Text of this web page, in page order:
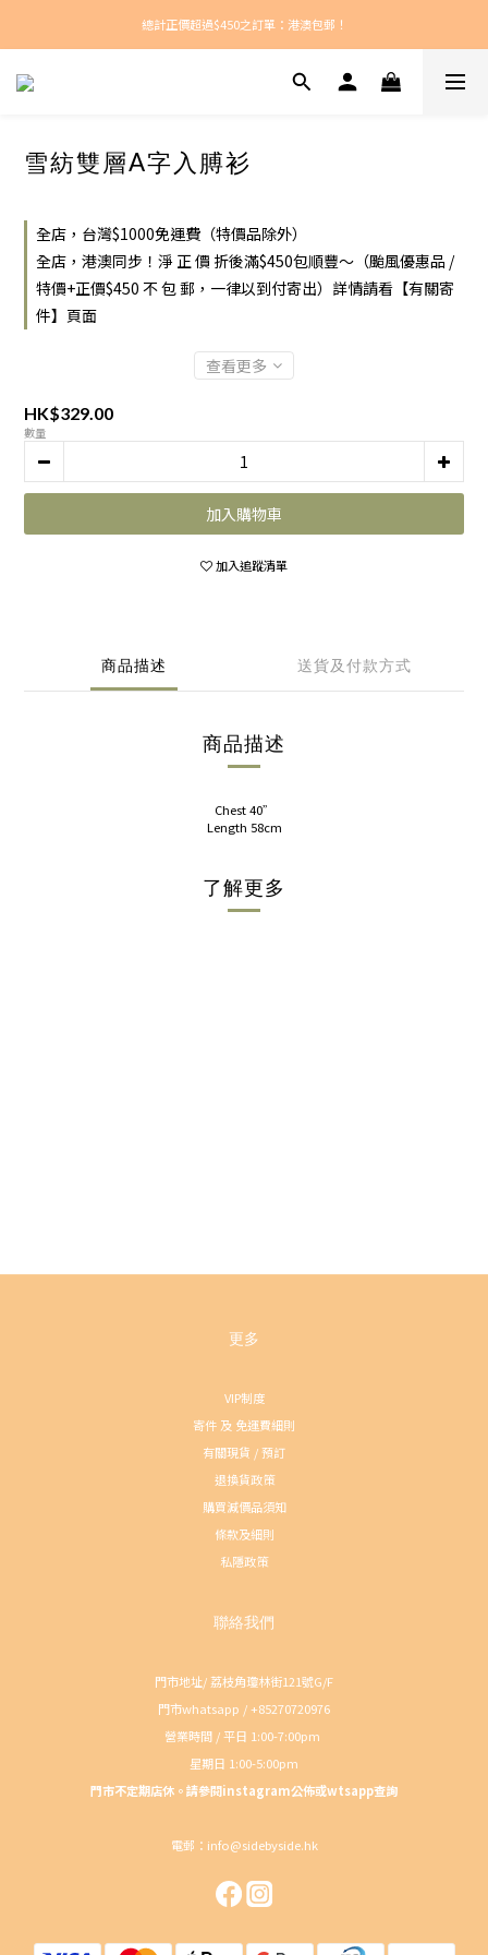
新款每周上架！
總計正價超過$450之訂單：港澳包郵！
雪紡雙層A字入膊衫
全店，台灣$1000免運費（特價品除外）
全店，港澳同步！淨 正 價 折後滿$450包順豐～（颱風優惠品 /
特價+正價$450 不 包 郵，一律以到付寄出）詳情請看【有關寄
件】頁面
查看更多
HK$329.00
數量
加入購物車
加入追蹤清單
商品描述 送貨及付款方式
商品描述
Chest 40”
Length 58cm
了解更多
更多
VIP制度
寄件 及 免運費細則
有關現貨 / 預訂
退換貨政策
購買減價品須知
條款及細則
私隱政策
聯絡我們
門市地址/ 荔枝角瓊林街121號G/F
門市whatsapp / +85270720976
營業時間 / 平日 1:00-7:00pm
星期日 1:00-5:00pm
門市不定期店休。請參閱instagram公佈或wtsapp查詢
電郵：info@sidebyside.hk